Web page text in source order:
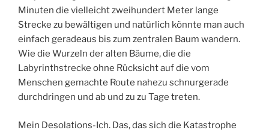
Minuten die vielleicht zweihundert Meter lange
Strecke zu bewältigen und natürlich könnte man auch
einfach geradeaus bis zum zentralen Baum wandern.
Wie die Wurzeln der alten Bäume, die die
Labyrinthstrecke ohne Rücksicht auf die vom
Menschen gemachte Route nahezu schnurgerade
durchdringen und ab und zu zu Tage treten.
Mein Desolations-Ich. Das, das sich die Katastrophe